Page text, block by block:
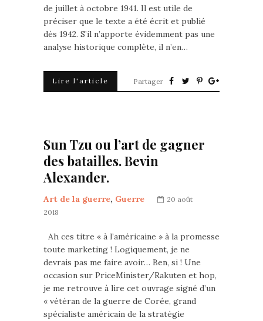
de juillet à octobre 1941. Il est utile de
préciser que le texte a été écrit et publié
dès 1942. S’il n’apporte évidemment pas une
analyse historique complète, il n’en…
Lire l'article Partager
Sun Tzu ou l’art de gagner
des batailles. Bevin
Alexander.
Art de la guerre, Guerre
20 août
2018
Ah ces titre « à l’américaine » à la promesse
toute marketing ! Logiquement, je ne
devrais pas me faire avoir… Ben, si ! Une
occasion sur PriceMinister/Rakuten et hop,
je me retrouve à lire cet ouvrage signé d’un
« vétéran de la guerre de Corée, grand
spécialiste américain de la stratégie